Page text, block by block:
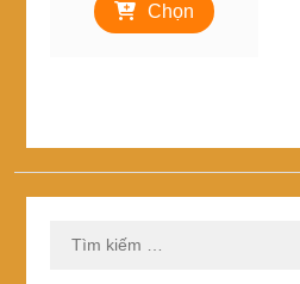
Chọn
phẩm
kiếm